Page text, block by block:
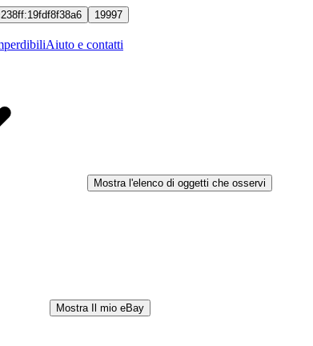
19997
Aiuto e contatti
Mostra l'elenco di oggetti che osservi
Mostra Il mio eBay